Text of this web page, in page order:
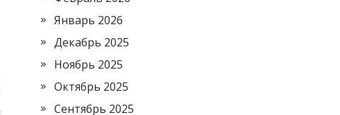
Январь 2026
Декабрь 2025
Ноябрь 2025
Октябрь 2025
Сентябрь 2025